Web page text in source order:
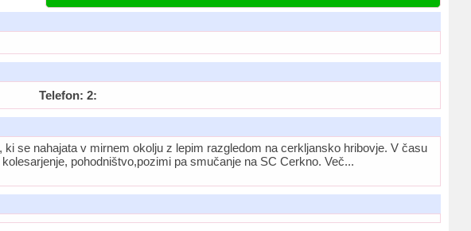
Telefon: 2:
se nahajata v mirnem okolju z lepim razgledom na cerkljansko hribovje. V času
pohodništvo,pozimi pa smučanje na SC Cerkno. Več...